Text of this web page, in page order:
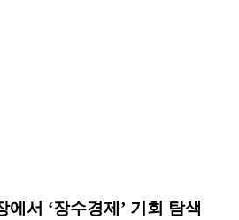
서 ‘장수경제’ 기회 탐색